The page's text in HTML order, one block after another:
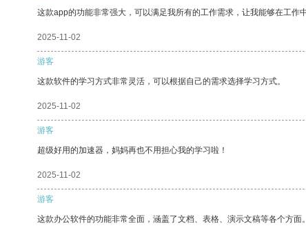
这款app的功能非常强大，可以满足我所有的工作需求，让我能够在工作
2025-11-02
游客
这款软件的学习方式非常灵活，可以根据自己的需求选择学习方式。
2025-11-02
游客
超级好用的加速器，妈妈再也不用担心我的学习啦！
2025-11-02
游客
这款办公软件的功能非常全面，涵盖了文档、表格、演示文稿等各个方面